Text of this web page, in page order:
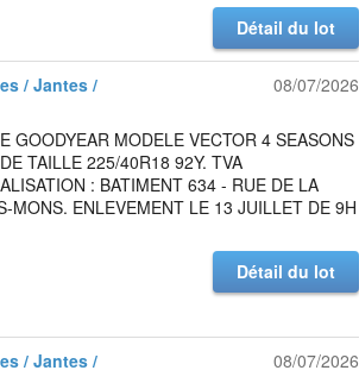
Détail du lot
/ Jantes /
08/07/2026
GOODYEAR MODELE VECTOR 4 SEASONS
TAILLE 225/40R18 92Y. TVA
: BATIMENT 634 - RUE DE LA
MONS. ENLEVEMENT LE 13 JUILLET DE 9H
Détail du lot
/ Jantes /
08/07/2026